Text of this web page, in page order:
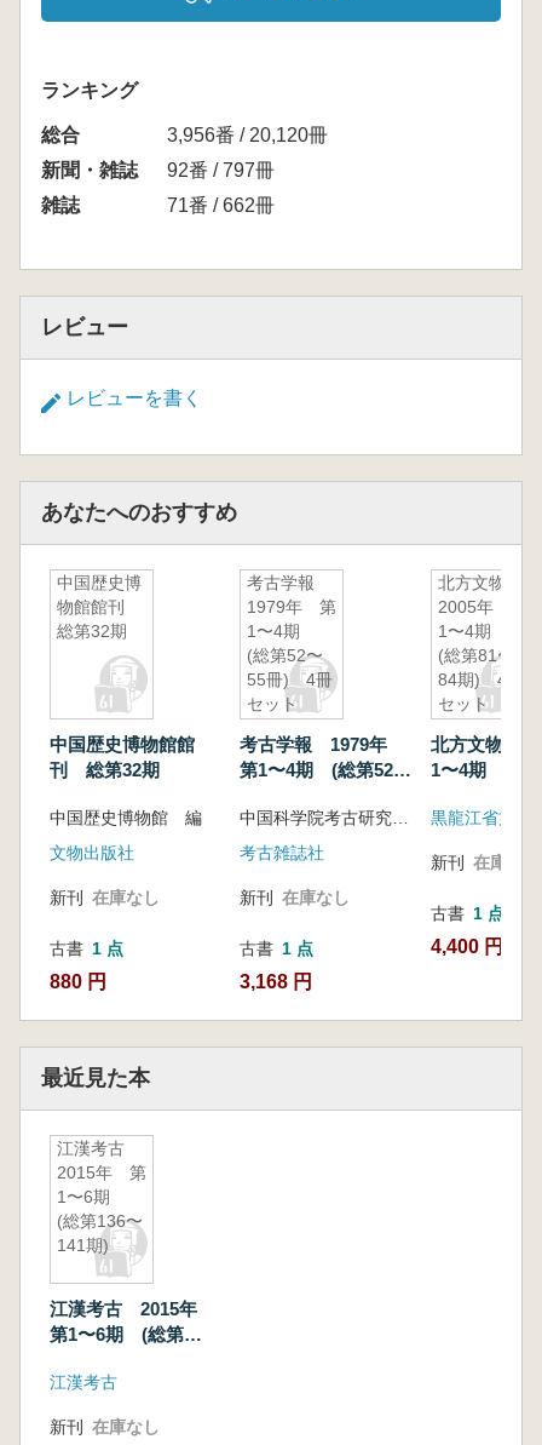
ランキング
総合
3,956番 / 20,120冊
新聞・雑誌
92番 / 797冊
雑誌
71番 / 662冊
レビュー
レビューを書く
あなたへのおすすめ
中国歴史博
物館館刊
総第32期
中国歴史博物館館
刊 総第32期
中国歴史博物館 編
文物出版社
新刊 在庫なし
古書 1 点
880 円
考古学報
1979年 第
1〜4期
(総第52〜
55冊) 4冊
セット
考古学報 1979年
第1〜4期 (総第52〜
考古雑誌社
新刊 在庫なし
古書 1 点
3,168 円
北方文物
2005年
1〜4期
(総第81〜
84期) 4冊
セット
北方文物
1〜4期 (総
新刊 在庫なし
古書 1 点
4,400 円
最近見た本
江漢考古
2015年 第
1〜6期
(総第136〜
141期)
江漢考古 2015年
第1〜6期 (総第
江漢考古
新刊 在庫なし